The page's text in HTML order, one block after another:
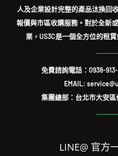
人及企業設計完整的產品汰換回
報價與市區收購服務。對於全新
業，US3C是一個全方位的租
免費諮詢電話： 0938-
EMAIL:
集團總部：台北市大安區
LINE@ 官方